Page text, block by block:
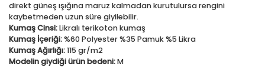
direkt güneş ışığına maruz kalmadan kurutulursa rengini
kaybetmeden uzun süre giyilebilir.
Kumaş Cinsi:Likralı terikoton kumaş
Kumaş İçeriği:%60 Polyester %35 Pamuk %5 Likra
Kumaş Ağırlığı:115 gr/m2
Modelin giydiği ürün bedeni:M